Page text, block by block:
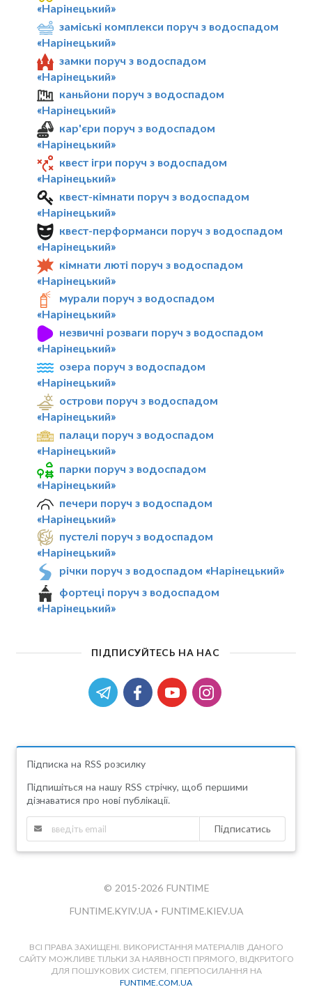
«Нарінецький»
заміські комплекси поруч з водоспадом
«Нарінецький»
замки поруч з водоспадом
«Нарінецький»
каньйони поруч з водоспадом
«Нарінецький»
кар'єри поруч з водоспадом
«Нарінецький»
квест ігри поруч з водоспадом
«Нарінецький»
квест-кімнати поруч з водоспадом
«Нарінецький»
квест-перформанси поруч з водоспадом
«Нарінецький»
кімнати люті поруч з водоспадом
«Нарінецький»
мурали поруч з водоспадом
«Нарінецький»
незвичні розваги поруч з водоспадом
«Нарінецький»
озера поруч з водоспадом
«Нарінецький»
острови поруч з водоспадом
«Нарінецький»
палаци поруч з водоспадом
«Нарінецький»
парки поруч з водоспадом
«Нарінецький»
печери поруч з водоспадом
«Нарінецький»
пустелі поруч з водоспадом
«Нарінецький»
річки поруч з водоспадом «Нарінецький»
фортеці поруч з водоспадом
«Нарінецький»
ПІДПИСУЙТЕСЬ НА НАС
Підписка на RSS розсилку
Підпишіться на нашу RSS стрічку, щоб першими
дізнаватися про нові публікації.
Підписатись
© 2015-2026 FUNTIME
FUNTIME.KYIV.UA • FUNTIME.KIEV.UA
ВСІ ПРАВА ЗАХИЩЕНІ. ВИКОРИСТАННЯ МАТЕРІАЛІВ ДАНОГО
САЙТУ МОЖЛИВЕ ТІЛЬКИ ЗА НАЯВНОСТІ ПРЯМОГО, ВІДКРИТОГО
ДЛЯ ПОШУКОВИХ СИСТЕМ, ГІПЕРПОСИЛАННЯ НА
FUNTIME.COM.UA